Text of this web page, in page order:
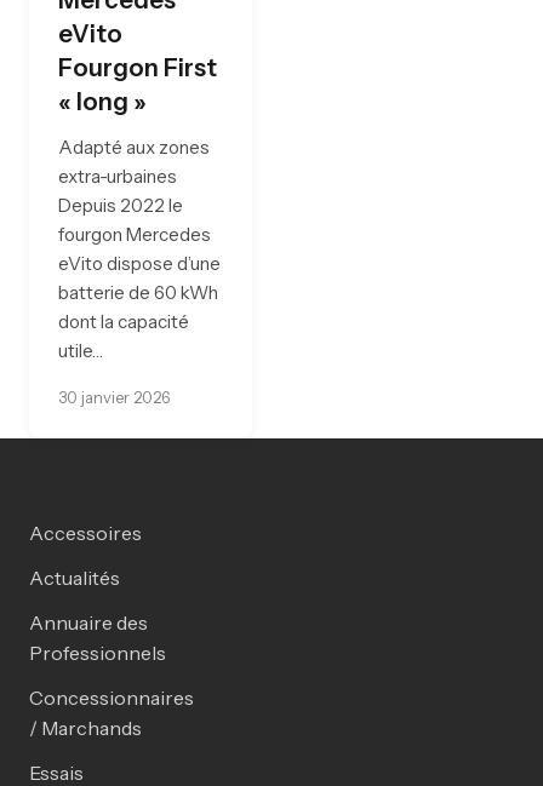
eVito
Fourgon First
« long »
Adapté aux zones
extra-urbaines
Depuis 2022 le
fourgon Mercedes
eVito dispose d’une
batterie de 60 kWh
dont la capacité
utile…
30 janvier 2026
Accessoires
Actualités
Annuaire des
Professionnels
Concessionnaires
/ Marchands
Essais